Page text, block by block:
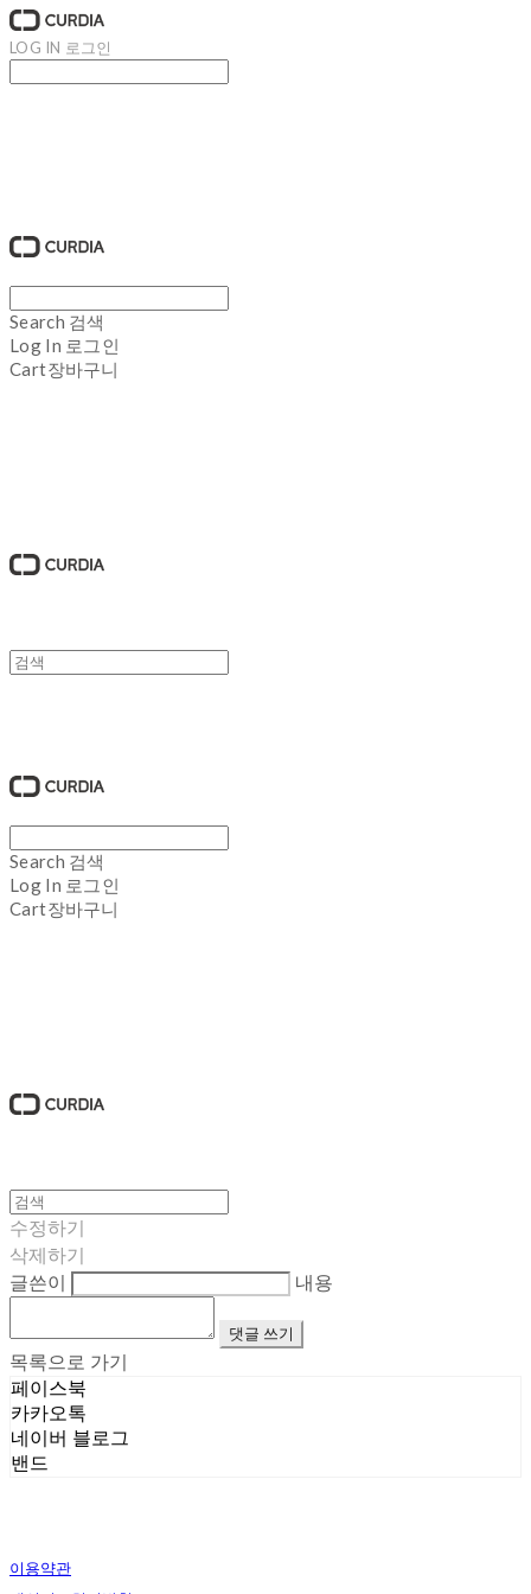
LOG IN 로그인
Search 검색
Log In 로그인
Cart장바구니
Search 검색
Log In 로그인
Cart장바구니
수정하기
삭제하기
글쓴이
내용
댓글 쓰기
목록으로 가기
페이스북
카카오톡
네이버 블로그
밴드
이용약관